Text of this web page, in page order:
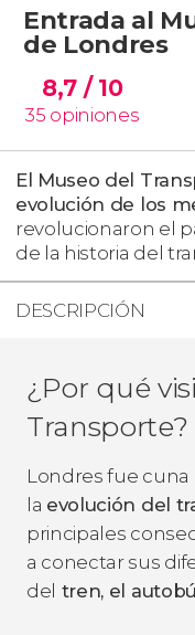
Entrada al
de Londres
8,7 / 10
35 opiniones
El Museo del
evolución de los
revolucionaron el
de la historia del
DESCRIPCIÓN
¿Por qué
Transporte?
Londres fue cuna
la evolución del
principales
a conectar sus
del tren, el